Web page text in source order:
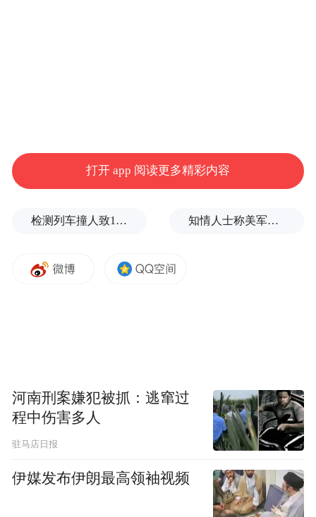
价报价机制，要求外汇市场做市商参考上日
主要货币汇率变化来提供每日中间价报价。
上，IMF亚太部副主任、中国项目部主任马
克斯·罗德劳尔表示，过去几天人民币汇率下
跌尚不会改变IMF对“人民币币值不再被低估”
的判断。
打开 app 阅读更多精彩内容
检测列车撞人致11死2伤，施工业务外包单位被罚1.5万元 知情人士称美军高层正寻求对伊战事“退出路径”
河南刑案嫌犯被抓：逃窜过
程中伤害多人
驻马店日报
伊媒发布伊朗最高领袖视频